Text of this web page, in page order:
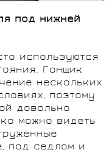
под нижней
используются
Гонщик
нескольких
поэтому
довольно
можно видеть
под седлом и